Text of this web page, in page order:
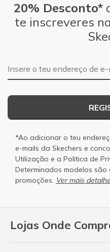
Lojas Onde
20% Desconto*
te inscreveres
Endereço de e-mail
*Ao adicionar o teu
e-mails da Skechers e
Utilização e a Política de
Determinados modelos
promoções. Ver mais